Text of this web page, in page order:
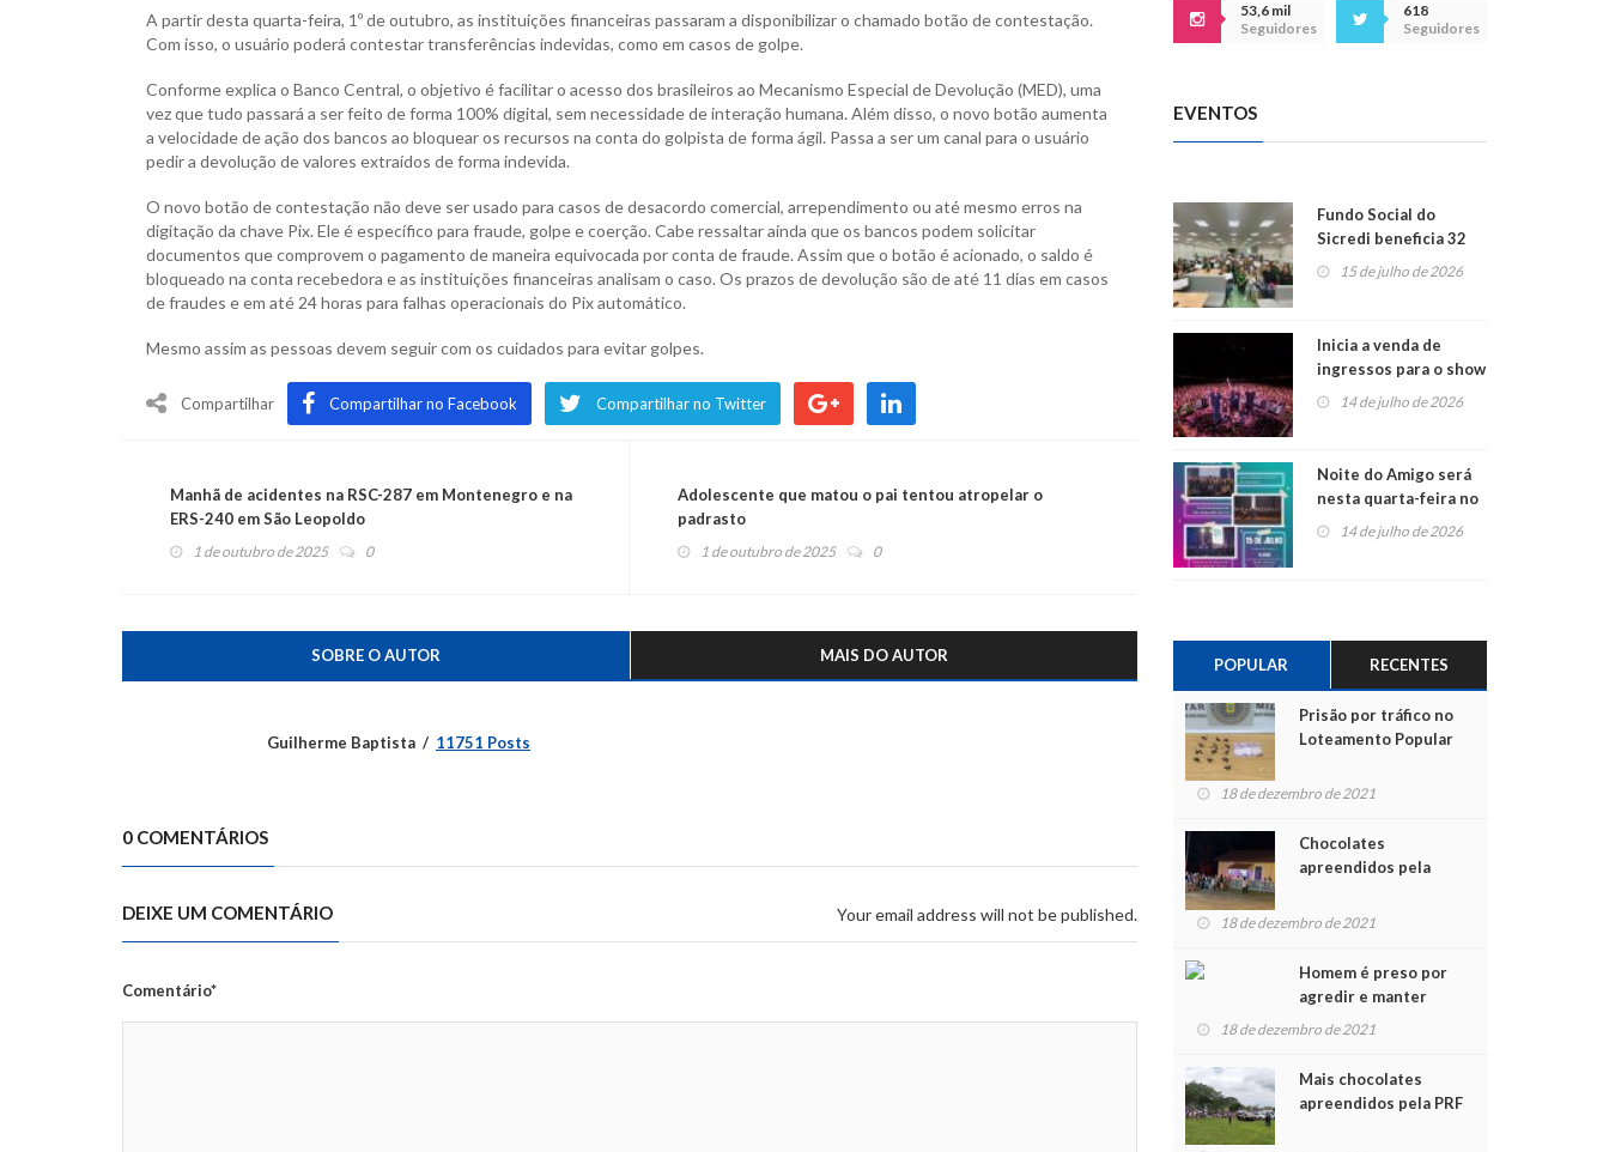
A partir desta quarta-feira, 1º de outubro, as instituições financeiras passaram a disponibilizar o chamado botão de contestação.
Com isso, o usuário poderá contestar transferências indevidas, como em casos de golpe.
Conforme explica o Banco Central, o objetivo é facilitar o acesso dos brasileiros ao Mecanismo Especial de Devolução (MED), uma
vez que tudo passará a ser feito de forma 100% digital, sem necessidade de interação humana. Além disso, o novo botão aumenta
a velocidade de ação dos bancos ao bloquear os recursos na conta do golpista de forma ágil. Passa a ser um canal para o usuário
pedir a devolução de valores extraídos de forma indevida.
O novo botão de contestação não deve ser usado para casos de desacordo comercial, arrependimento ou até mesmo erros na
digitação da chave Pix. Ele é específico para fraude, golpe e coerção. Cabe ressaltar ainda que os bancos podem solicitar
documentos que comprovem o pagamento de maneira equivocada por conta de fraude. Assim que o botão é acionado, o saldo é
bloqueado na conta recebedora e as instituições financeiras analisam o caso. Os prazos de devolução são de até 11 dias em casos
de fraudes e em até 24 horas para falhas operacionais do Pix automático.
Mesmo assim as pessoas devem seguir com os cuidados para evitar golpes.
Compartilhar Compartilhar no Facebook Compartilhar no Twitter
Manhã de acidentes na RSC-287 em Montenegro e na
ERS-240 em São Leopoldo
1 de outubro de 2025 0
Adolescente que matou o pai tentou atropelar o
padrasto
1 de outubro de 2025 0
SOBRE O AUTOR MAIS DO AUTOR
Guilherme Baptista 11751 Posts
0 COMENTÁRIOS
DEIXE UM COMENTÁRIO Your email address will not be published.
Comentário*
53,6 mil
Seguidores
618
Seguidores
EVENTOS
Fundo Social do
Sicredi beneficia 32
projetos em
15 de julho de 2026
Inicia a venda de
ingressos para o show
do Jota Quest nos 45
anos da Sicredi Ouro
14 de julho de 2026
Noite do Amigo será
nesta quarta-feira no
Centro de Cultura de
14 de julho de 2026
POPULAR RECENTES
Prisão por tráfico no
Loteamento Popular
18 de dezembro de 2021
Chocolates
apreendidos pela
para crianças na
18 de dezembro de 2021
Homem é preso por
agredir e manter
mulher em cárcere
18 de dezembro de 2021
Mais chocolates
apreendidos pela PRF